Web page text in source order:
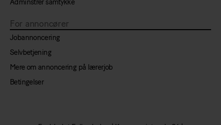
Adminstrer samtykke
For annoncører
Jobannoncering
Selvbetjening
Mere om annoncering på lærerjob
Betingelser